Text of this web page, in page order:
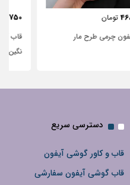
443,750
قاب آیفون شفاف با پاپیون سفید و
دسترسی سریع
قاب و کاور گوشی آیفون
قاب گوشی آیفون سفارشی